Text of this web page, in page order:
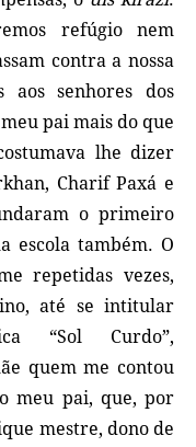
refúgio nem
contra a nossa
aos senhores dos
pai mais do que
lhe dizer
Charif Paxá e
o primeiro
escola também. O
repetidas vezes,
até se intitular
“Sol Curdo”,
quem me contou
meu pai, que, por
mestre, dono de